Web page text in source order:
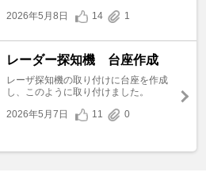
2026年5月8日
14 1
レーダー探知機 台座作成
レーザ探知機の取り付けに台座を作成
し、このように取り付けました。
2026年5月7日
11 0